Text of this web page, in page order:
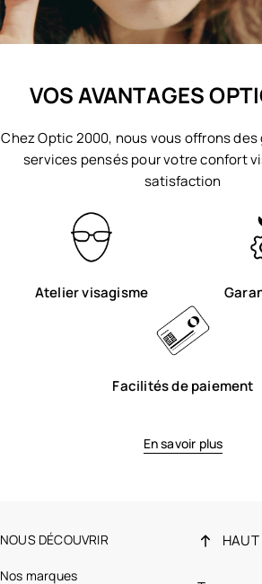
VOS AVANTAGES
Chez Optic 2000, nous vous offrons
services pensés pour votre confort
satisfaction
Atelier visagisme
Facilités de paiement
En savoir plus
NOUS DÉCOUVRIR
Nos marques
HAUT